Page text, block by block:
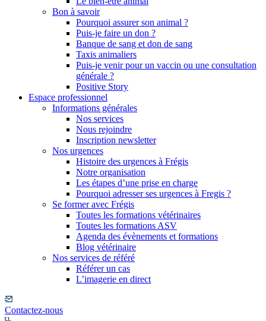
Bon à savoir
Pourquoi assurer son animal ?
Puis-je faire un don ?
Banque de sang et don de sang
Taxis animaliers
Puis-je venir pour un vaccin ou une consultation
générale ?
Positive Story
Espace professionnel
Informations générales
Nos services
Nous rejoindre
Inscription newsletter
Nos urgences
Histoire des urgences à Frégis
Notre organisation
Les étapes d’une prise en charge
Pourquoi adresser ses urgences à Fregis ?
Se former avec Frégis
Toutes les formations vétérinaires
Toutes les formations ASV
Agenda des évènements et formations
Blog vétérinaire
Nos services de référé
Référer un cas
L’imagerie en direct
Contactez-nous